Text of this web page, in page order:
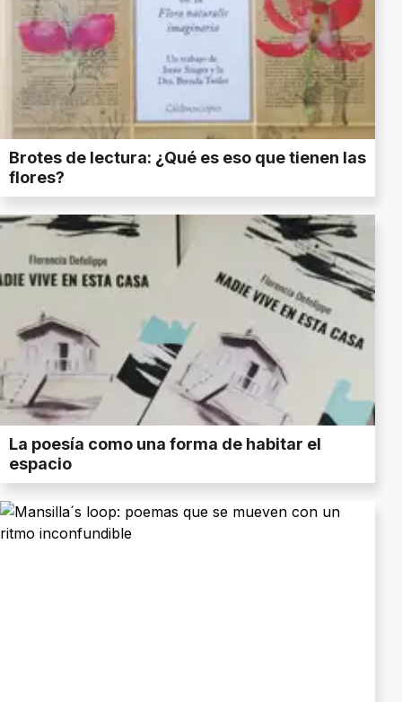
Brotes de lectura: ¿Qué es eso que tienen las
flores?
La poesía como una forma de habitar el
espacio